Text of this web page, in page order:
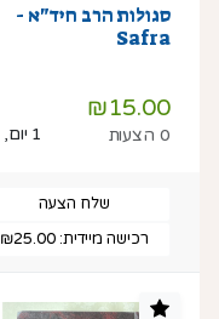
סגולות הרב חיד"א -
Safra
₪15.00
0 הצעות 1 יום, 6h
שלח הצעה
רכישה מיידית:₪25.00